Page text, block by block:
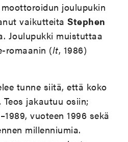
joulupukin
vaikutteitaStephen
Joulupukki muistuttaa
romaanin (It, 1986)
tunne siitä, että koko
jakautuu osiin;
vuoteen 1996 sekä
millenniumia.